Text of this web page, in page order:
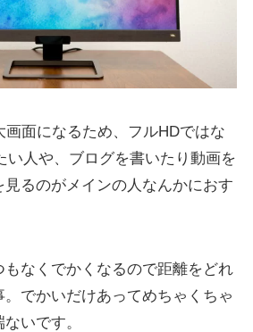
画面になるため、フルHDではな
い人や、ブログを書いたり動画を
るのがメインの人なんかにおす
なくでかくなるので距離をどれ
でかいだけあってめちゃくちゃ
いです。